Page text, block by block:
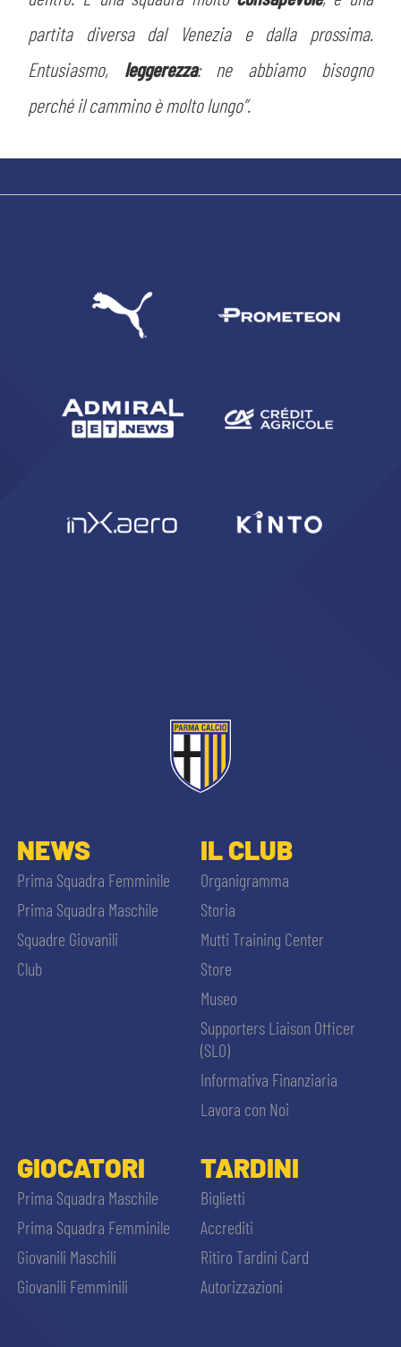
partita diversa dal Venezia e dalla prossima.
Entusiasmo, leggerezza: ne abbiamo bisogno
perché il cammino è molto lungo”.
NEWS
Prima Squadra Femminile
Prima Squadra Maschile
Squadre Giovanili
Club
IL CLUB
Organigramma
Storia
Mutti Training Center
Store
Museo
Supporters Liaison Officer
(SLO)
Informativa Finanziaria
Lavora con Noi
GIOCATORI
Prima Squadra Maschile
Prima Squadra Femminile
Giovanili Maschili
Giovanili Femminili
TARDINI
Biglietti
Accrediti
Ritiro Tardini Card
Autorizzazioni